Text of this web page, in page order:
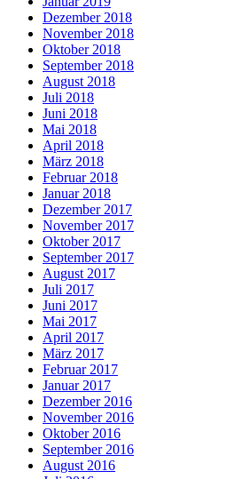
Dezember 2018
November 2018
Oktober 2018
September 2018
August 2018
Juli 2018
Juni 2018
Mai 2018
April 2018
März 2018
Februar 2018
Januar 2018
Dezember 2017
November 2017
Oktober 2017
September 2017
August 2017
Juli 2017
Juni 2017
Mai 2017
April 2017
März 2017
Februar 2017
Januar 2017
Dezember 2016
November 2016
Oktober 2016
September 2016
August 2016